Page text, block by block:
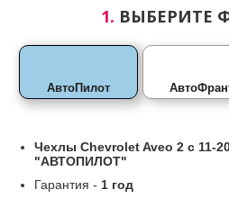
1. ВЫБЕРИТЕ
АвтоПилот
Чехлы Chevrolet Aveo 2 с 11-
"АВТОПИЛОТ"
Гарантия - 1 год